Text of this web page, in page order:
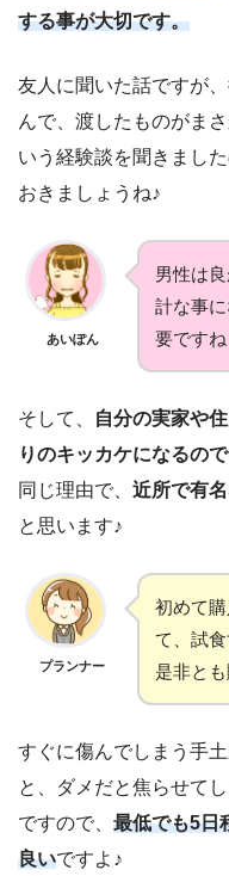
する事が大切です。
友人に聞いた話ですが
んで、渡したものがま
いう経験談を聞きまし
おきましょうね♪
あいぽん
男性は
計な事
要ですね
そして、
自分の実家や
りのキッカケになるの
同じ理由で、 近所で有
と思います♪
プランナー
初めて
て、試
是非と
すぐに傷んでしまう手
と、ダメだと焦らせてし
ですので、 最低でも5日
良いですよ♪